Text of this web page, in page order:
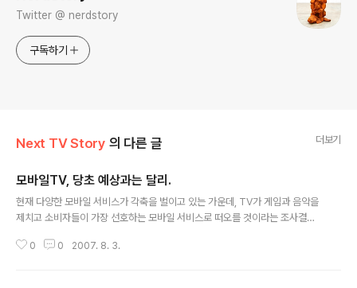
Twitter @ nerdstory
구독하기
Next TV Story 의 다른 글 더보기
모바일TV, 당초 예상과는 달리.
현재 다양한 모바일 서비스가 각축을 벌이고 있는 가운데, TV가 게임과 음악을
제치고 소비자들이 가장 선호하는 모바일 서비스로 떠오를 것이라는 조사결과
서 초소형 스크린을 통해서는 TV를 보지 않을 것이라던 전문가들을 당혹스럽
0 0 2007. 8. 3.